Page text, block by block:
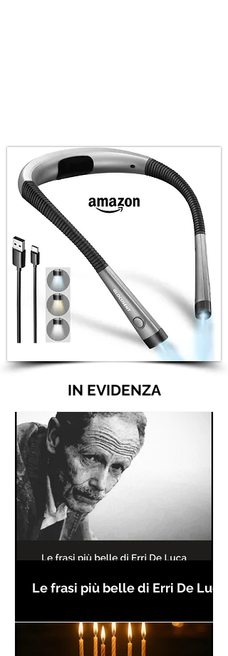
IN EVIDENZA
Le frasi più belle di Erri De Luca